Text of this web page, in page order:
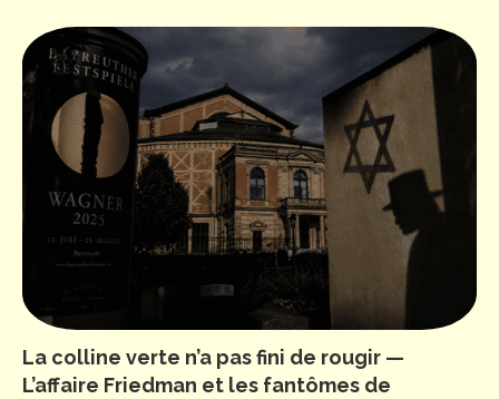
La colline verte n’a pas fini de rougir —
L’affaire Friedman et les fantômes de